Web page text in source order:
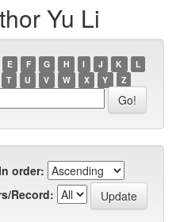
Yu Li
E F G H I J K
L
T U V W X Y Z
In order:
Record: